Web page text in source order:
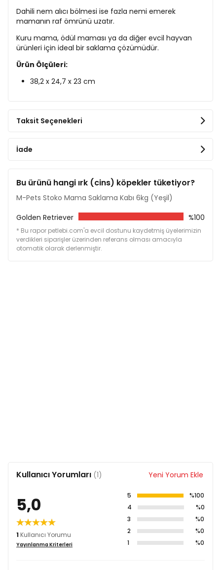
Dahili nem alıcı bölmesi ise fazla nemi emerek
mamanın raf ömrünü uzatır.
Kuru mama, ödül maması ya da diğer evcil hayvan
ürünleri için ideal bir saklama çözümüdür.
Ürün Ölçüleri:
38,2 x 24,7 x 23 cm
Taksit Seçenekleri
İade
Bu ürünü hangi ırk (cins) köpekler tüketiyor?
M-Pets Stoko Mama Saklama Kabı 6kg (Yeşil)
Golden Retriever
%100
* Bu rapor petlebi.com'a evcil dostunu kaydetmiş üyelerimizin
verdikleri siparişler üzerinden referans olması amacıyla
otomatik olarak derlenmiştir.
Kullanıcı Yorumları (1) Yeni Yorum Ekle
5,0
1 Kullanıcı Yorumu
Yayınlanma Kriterleri
5
%100
4
%0
3
%0
2
%0
1
%0